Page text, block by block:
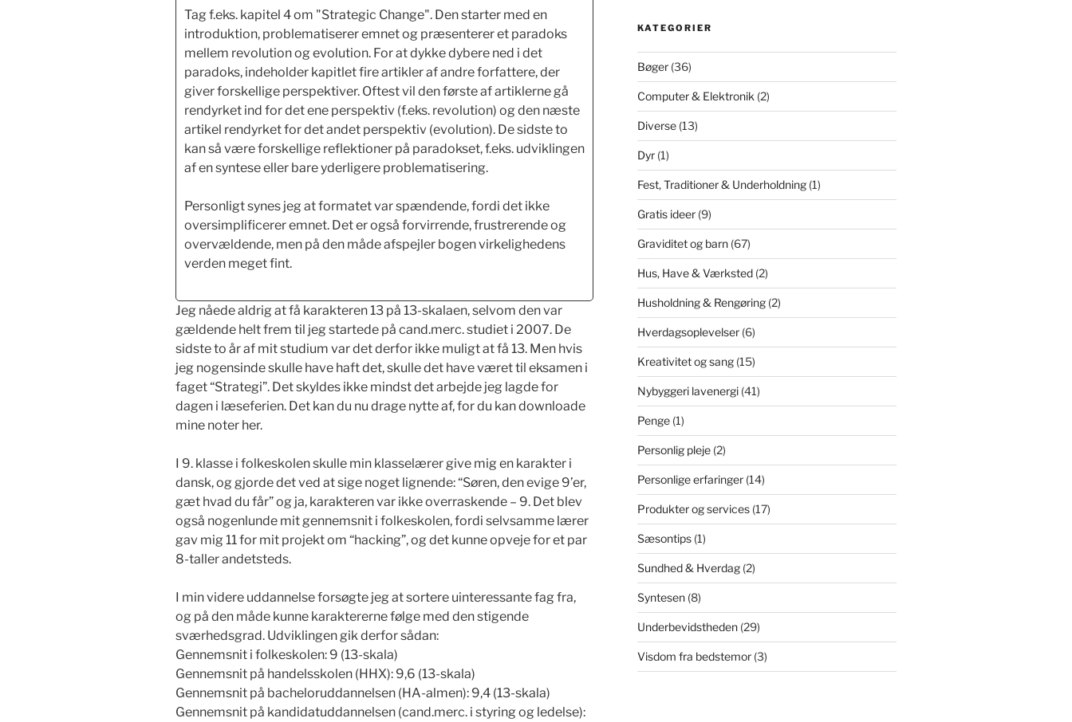
Tag f.eks. kapitel 4 om "Strategic Change". Den starter med en
introduktion, problematiserer emnet og præsenterer et paradoks
mellem revolution og evolution. For at dykke dybere ned i det
paradoks, indeholder kapitlet fire artikler af andre forfattere, der
giver forskellige perspektiver. Oftest vil den første af artiklerne gå
rendyrket ind for det ene perspektiv (f.eks. revolution) og den næste
artikel rendyrket for det andet perspektiv (evolution). De sidste to
kan så være forskellige reflektioner på paradokset, f.eks. udviklingen
af en syntese eller bare yderligere problematisering.
Personligt synes jeg at formatet var spændende, fordi det ikke
oversimplificerer emnet. Det er også forvirrende, frustrerende og
overvældende, men på den måde afspejler bogen virkelighedens
verden meget fint.
Jeg nåede aldrig at få karakteren 13 på 13-skalaen, selvom den var
gældende helt frem til jeg startede på cand.merc. studiet i 2007. De
sidste to år af mit studium var det derfor ikke muligt at få 13. Men hvis
jeg nogensinde skulle have haft det, skulle det have været til eksamen i
faget “Strategi”. Det skyldes ikke mindst det arbejde jeg lagde for
dagen i læseferien. Det kan du nu drage nytte af, for du kan downloade
mine noter her.
I 9. klasse i folkeskolen skulle min klasselærer give mig en karakter i
dansk, og gjorde det ved at sige noget lignende: “Søren, den evige 9’er,
gæt hvad du får” og ja, karakteren var ikke overraskende – 9. Det blev
også nogenlunde mit gennemsnit i folkeskolen, fordi selvsamme lærer
gav mig 11 for mit projekt om “hacking”, og det kunne opveje for et par
8-taller andetsteds.
I min videre uddannelse forsøgte jeg at sortere uinteressante fag fra,
og på den måde kunne karaktererne følge med den stigende
sværhedsgrad. Udviklingen gik derfor sådan:
Gennemsnit i folkeskolen: 9 (13-skala)
Gennemsnit på handelsskolen (HHX): 9,6 (13-skala)
Gennemsnit på bacheloruddannelsen (HA-almen): 9,4 (13-skala)
Gennemsnit på kandidatuddannelsen (cand.merc. i styring og ledelse):
KATEGORIER
Bøger(36)
Computer & Elektronik (2)
Diverse(13)
Dyr(1)
Fest, Traditioner & Underholdning(1)
Gratis ideer(9)
Graviditet og barn(67)
Hus, Have & Værksted(2)
Husholdning & Rengøring(2)
Hverdagsoplevelser(6)
Kreativitet og sang(15)
Nybyggeri lavenergi(41)
Penge(1)
Personlig pleje(2)
Personlige erfaringer(14)
Produkter og services(17)
Sæsontips(1)
Sundhed & Hverdag(2)
Syntesen(8)
Underbevidstheden(29)
Visdom fra bedstemor(3)